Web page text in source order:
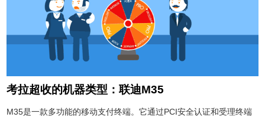
考拉超收的机器类型：联迪M35
M35是一款多功能的移动支付终端。它通过PCI安全认证和受理终端